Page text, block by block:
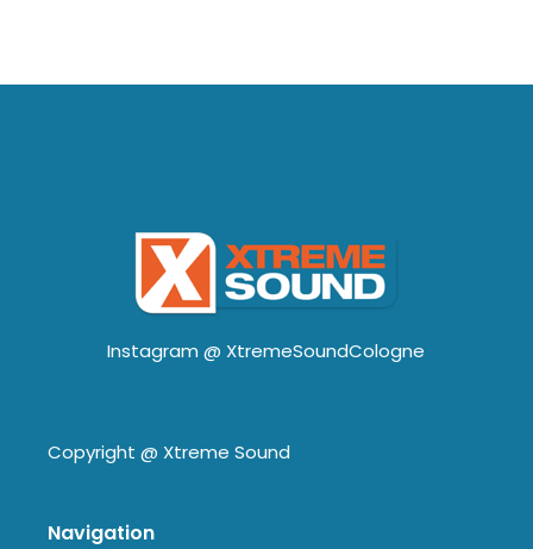
Instagram @ XtremeSoundCologne
Copyright @ Xtreme Sound
Navigation